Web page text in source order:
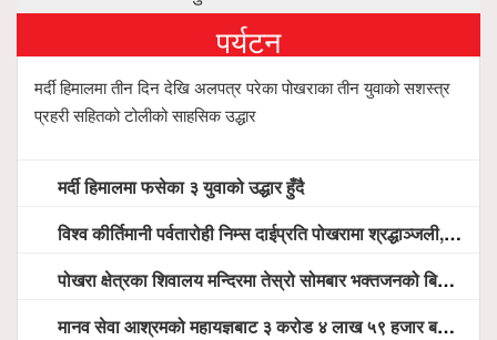
पर्यटन
मर्दी हिमालमा तीन दिन देखि अलपत्र परेका पोखराका तीन युवाको सशस्त्र
प्रहरी सहितको टोलीको साहसिक उद्धार
मर्दी हिमालमा फसेका ३ युवाको उद्धार हुँदै
विश्व कीर्तिमानी पर्वतारोही निम्स दाईप्रति पोखरामा श्रद्धाञ्जली, दीप प्रज्वलन गर्दै योगदानको प्रशंसा (भिडियो सहित)
पोखरा क्षेत्रका शिवालय मन्दिरमा तेस्रो सोमबार भक्तजनको बिहानैदेखि घुइँचो
मानव सेवा आश्रमको महायज्ञबाट ३ करोड ४ लाख ५९ हजार बचत, १ करोड ४४ लाख उठ्न बाँकी, विना संचार माध्यम तर प्रचार प्रसारमै भयो १९ लाख खर्च !